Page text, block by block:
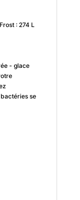
: 274 L
- glace
se